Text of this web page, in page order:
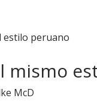
mismo
McD